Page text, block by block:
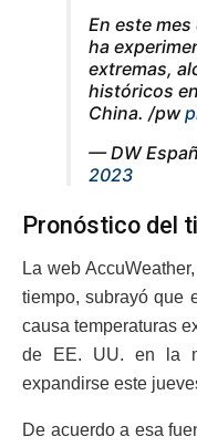
En este
ha
extremas,
históricos
China. /pw
— DW
2023
Pronóstico del
La web
tiempo, subrayó que
causa temperaturas
de EE. UU. en la
expandirse este
De acuerdo a esa